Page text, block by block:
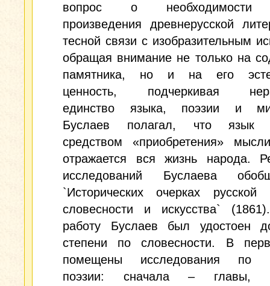
вопрос о необходимости
произведения древнерусской
тесной связи с изобразительным
обращая внимание не только на
памятника, но и на его
ценность, подчеркивая
единство языка, поэзии и
Буслаев полагал, что язык
средством «приобретения»
отражается вся жизнь народа.
исследований Буслаева
`Исторических очерках русской
словесности и искусства`
работу Буслаев был удостоен
степени по словесности. В
помещены исследования по
поэзии: сначала – главы,